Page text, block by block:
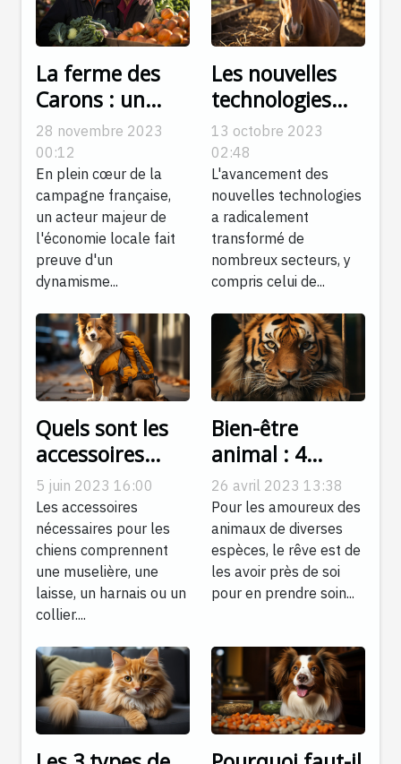
La ferme des
Carons : un
acteur majeur
dans l'économie
locale
28 novembre 2023
00:12
En plein cœur de la
campagne française,
un acteur majeur de
l'économie locale fait
preuve d'un
dynamisme...
Les nouvelles
technologies
dans la
production de
compléments
alimentaires
pour chevaux
13 octobre 2023
02:48
L'avancement des
nouvelles technologies
a radicalement
transformé de
nombreux secteurs, y
compris celui de...
Quels sont les
accessoires
indispensables
pour chien ?
5 juin 2023 16:00
Les accessoires
nécessaires pour les
chiens comprennent
une muselière, une
laisse, un harnais ou un
collier....
Bien-être
animal : 4
raisons de
devenir un
soigneur
animalier
26 avril 2023 13:38
Pour les amoureux des
animaux de diverses
espèces, le rêve est de
les avoir près de soi
pour en prendre soin...